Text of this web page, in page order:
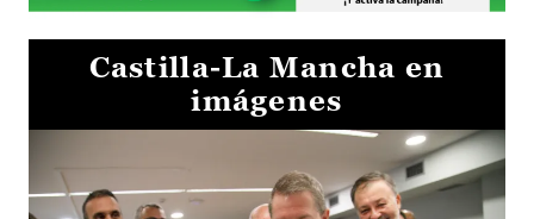
Castilla-La Mancha en
imágenes